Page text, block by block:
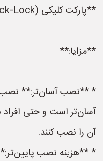
**پارکت کلیکی (Click-Lock):**
**مزایا:**
* **نصب آسان‌تر:** نصب
آسان‌تر است و حتی افراد
آن را نصب کنند.
* **هزینه نصب